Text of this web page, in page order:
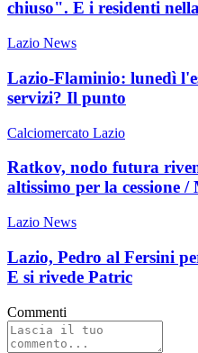
chiuso". E i residenti
Lazio News
Lazio-Flaminio: lunedì
servizi? Il punto
Calciomercato Lazio
Ratkov, nodo futura
altissimo per la cessione /
Lazio News
Lazio, Pedro al Fersini
E si rivede Patric
Commenti